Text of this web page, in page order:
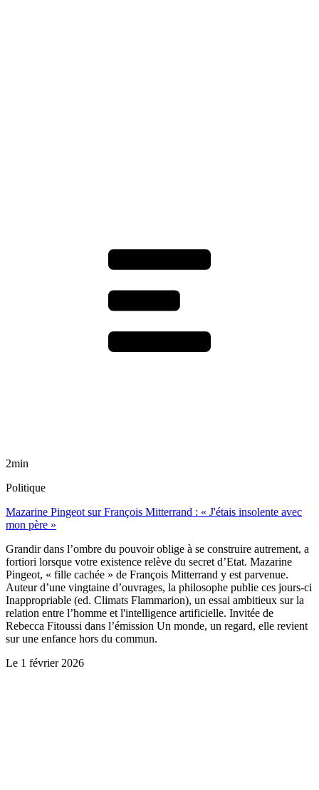
2min
Politique
Mazarine Pingeot sur François Mitterrand : « J'étais insolente avec
mon père »
Grandir dans l’ombre du pouvoir oblige à se construire autrement, a
fortiori lorsque votre existence relève du secret d’Etat. Mazarine
Pingeot, « fille cachée » de François Mitterrand y est parvenue.
Auteur d’une vingtaine d’ouvrages, la philosophe publie ces jours-ci
Inappropriable (ed. Climats Flammarion), un essai ambitieux sur la
relation entre l’homme et l'intelligence artificielle. Invitée de
Rebecca Fitoussi dans l’émission Un monde, un regard, elle revient
sur une enfance hors du commun.
Le 1 février 2026